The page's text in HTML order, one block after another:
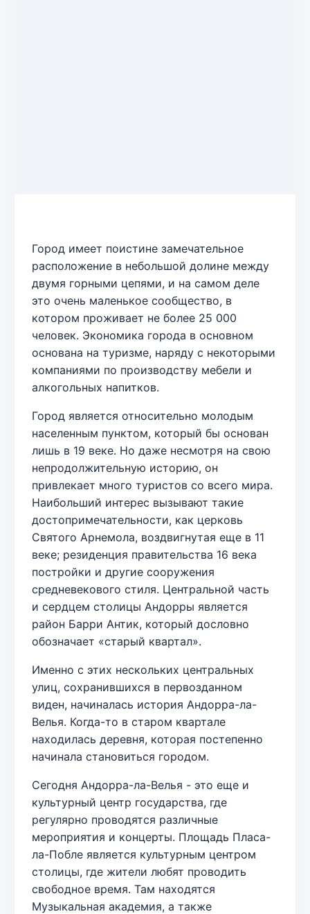
Город имеет поистине замечательное
расположение в небольшой долине между
двумя горными цепями, и на самом деле
это очень маленькое сообщество, в
котором проживает не более 25 000
человек. Экономика города в основном
основана на туризме, наряду с некоторыми
компаниями по производству мебели и
алкогольных напитков.
Город является относительно молодым
населенным пунктом, который бы основан
лишь в 19 веке. Но даже несмотря на свою
непродолжительную историю, он
привлекает много туристов со всего мира.
Наибольший интерес вызывают такие
достопримечательности, как церковь
Святого Арнемола, воздвигнутая еще в 11
веке; резиденция правительства 16 века
постройки и другие сооружения
средневекового стиля. Центральной часть
и сердцем столицы Андорры является
район Барри Антик, который дословно
обозначает «старый квартал».
Именно с этих нескольких центральных
улиц, сохранившихся в первозданном
виден, начиналась история Андорра-ла-
Велья. Когда-то в старом квартале
находилась деревня, которая постепенно
начинала становиться городом.
Сегодня Андорра-ла-Велья - это еще и
культурный центр государства, где
регулярно проводятся различные
мероприятия и концерты. Площадь Пласа-
ла-Побле является культурным центром
столицы, где жители любят проводить
свободное время. Там находятся
Музыкальная академия, а также